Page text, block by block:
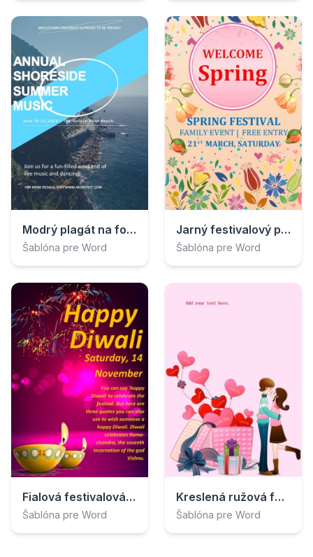
Modrý plagát na foto festival
Šablóna pre Word
Jarný festivalový plagát
Šablóna pre Word
Fialová festivalová karta
Šablóna pre Word
Kreslená ružová festivalová karta
Šablóna pre Word